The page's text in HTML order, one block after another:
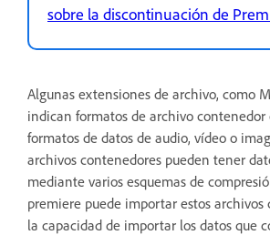
sobre la discontinuación de
Algunas extensiones de archivo, como
indican formatos de archivo contenedor
formatos de datos de audio, vídeo o
archivos contenedores pueden tener
mediante varios esquemas de
premiere puede importar estos archivos
la capacidad de importar los datos que